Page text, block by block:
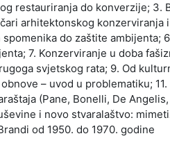
restauriranja do konverzije; 3.
arhitektonskog konzerviranja
do zaštite ambijenta;
7. Konzerviranje u doba
svjetskog rata; 9. Od
– uvod u problematiku;
(Pane, Bonelli, De
i novo stvaralaštvo:
od 1950. do 1970. godine